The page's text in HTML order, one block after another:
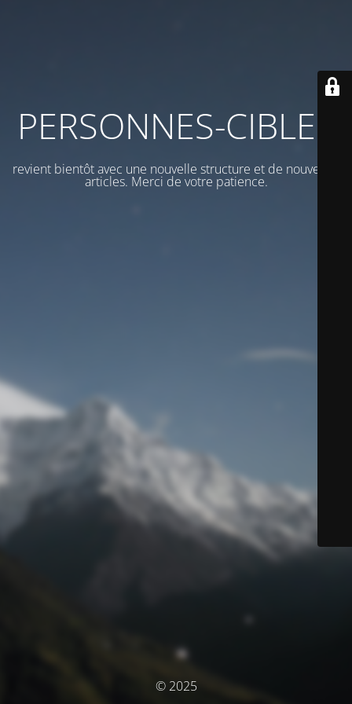
PERSONNES-CIBLES
revient bientôt avec une nouvelle structure et de nouveaux
articles. Merci de votre patience.
© 2025